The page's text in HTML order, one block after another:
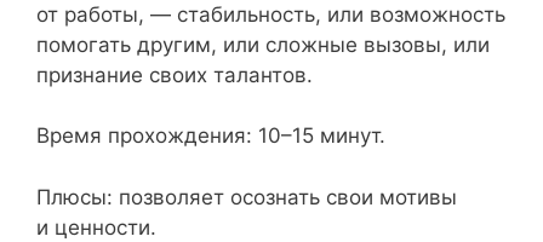
от работы, — стабильность, или возможность
помогать другим, или сложные вызовы, или
признание своих талантов.
Время прохождения: 10–15 минут.
Плюсы: позволяет осознать свои мотивы
и ценности.